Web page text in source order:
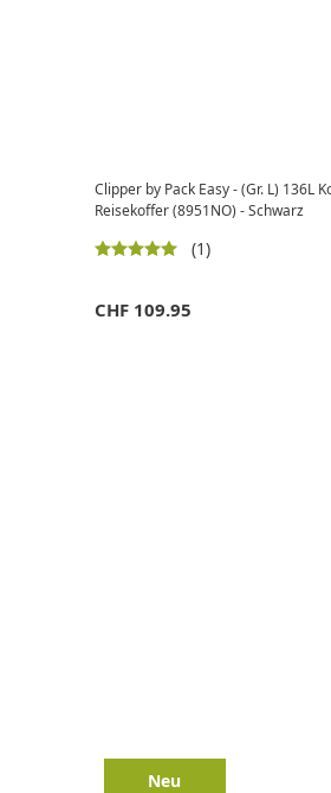
Clipper by Pack Easy - (Gr. L) 136L
Reisekoffer (8951NO) - Schwarz
(1)
CHF 109.95
Neu